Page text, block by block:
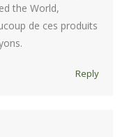
the World,
de ces produits
Reply